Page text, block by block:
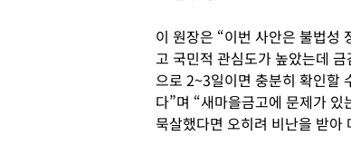
이 원장은 “이번 사안은 불법성
고 국민적 관심도가 높았는데
으로 2~3일이면 충분히 확인할
다”며 “새마을금고에 문제가 있
묵살했다면 오히려 비난을 받아